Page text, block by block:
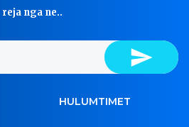
nga ne..
HULUMTIMET